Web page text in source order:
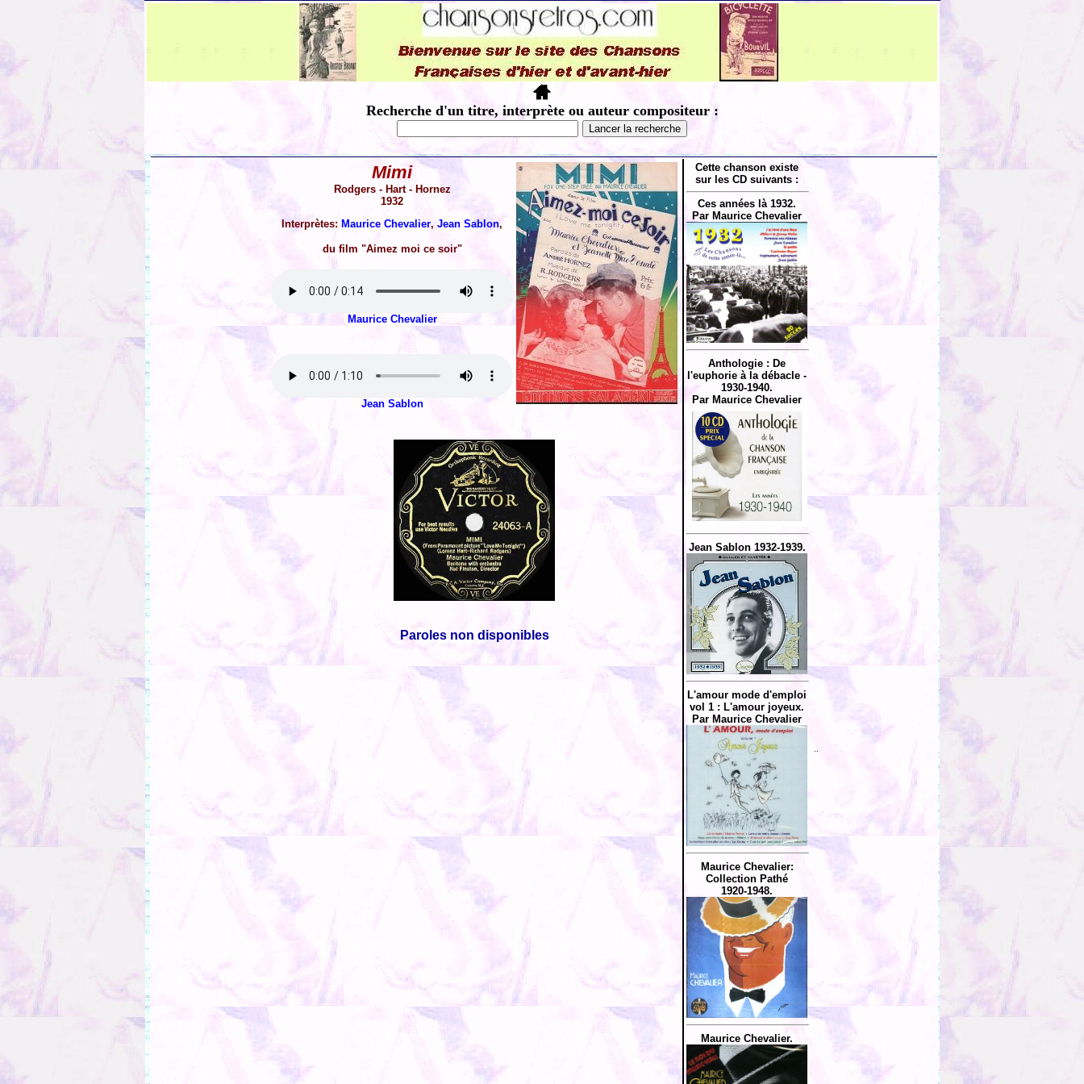
Recherche d'un titre, interprète ou auteur compositeur :
Mimi
Rodgers - Hart - Hornez
1932
Interprètes: Maurice Chevalier, Jean Sablon,
du film "Aimez moi ce soir"
Maurice Chevalier
Jean Sablon
Paroles non disponibles
Cette chanson existe
sur les CD suivants :
Ces années là 1932.
Par Maurice Chevalier
Anthologie : De
l'euphorie à la débacle -
1930-1940.
Par Maurice Chevalier
Jean Sablon 1932-1939.
L'amour mode d'emploi
vol 1 : L'amour joyeux.
Par Maurice Chevalier
Maurice Chevalier:
Collection Pathé
1920-1948.
Maurice Chevalier.